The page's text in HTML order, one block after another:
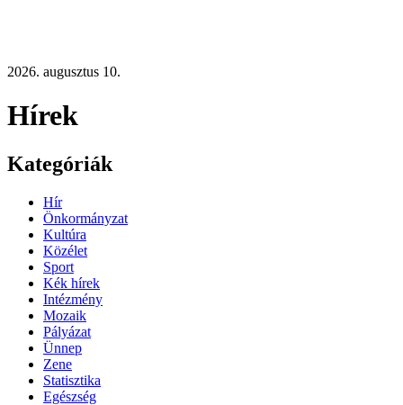
2026. augusztus 10.
Hírek
Kategóriák
Hír
Önkormányzat
Kultúra
Közélet
Sport
Kék hírek
Intézmény
Mozaik
Pályázat
Ünnep
Zene
Statisztika
Egészség